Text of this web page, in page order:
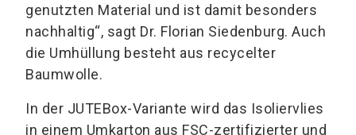
genutzten Material und ist damit besonders
nachhaltig“, sagt Dr. Florian Siedenburg. Auch
die Umhüllung besteht aus recycelter
Baumwolle.
In der JUTEBox-Variante wird das Isoliervlies
in einem Umkarton aus FSC-zertifizierter und